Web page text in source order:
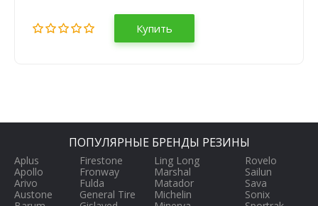
Купить
ПОПУЛЯРНЫЕ БРЕНДЫ РЕЗИНЫ
Aplus
Apollo
Arivo
Austone
Firestone
Fronway
Fulda
General Tire
Ling Long
Marshal
Matador
Michelin
Rovelo
Sailun
Sava
Sonix